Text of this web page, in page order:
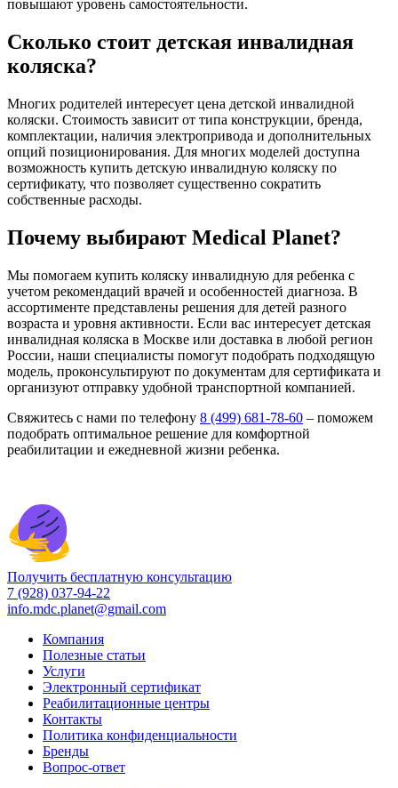
повышают уровень самостоятельности.
Сколько стоит детская инвалидная
коляска?
Многих родителей интересует цена детской инвалидной
коляски. Стоимость зависит от типа конструкции, бренда,
комплектации, наличия электропривода и дополнительных
опций позиционирования. Для многих моделей доступна
возможность купить детскую инвалидную коляску по
сертификату, что позволяет существенно сократить
собственные расходы.
Почему выбирают Medical Planet?
Мы помогаем купить коляску инвалидную для ребенка с
учетом рекомендаций врачей и особенностей диагноза. В
ассортименте представлены решения для детей разного
возраста и уровня активности. Если вас интересует детская
инвалидная коляска в Москве или доставка в любой регион
России, наши специалисты помогут подобрать подходящую
модель, проконсультируют по документам для сертификата и
организуют отправку удобной транспортной компанией.
Свяжитесь с нами по телефону 8 (499) 681-78-60 – поможем
подобрать оптимальное решение для комфортной
реабилитации и ежедневной жизни ребенка.
Получить бесплатную консультацию
7 (928) 037-94-22
info.mdc.planet@gmail.com
Компания
Полезные статьи
Услуги
Электронный сертификат
Реабилитационные центры
Контакты
Политика конфиденциальности
Бренды
Вопрос-ответ